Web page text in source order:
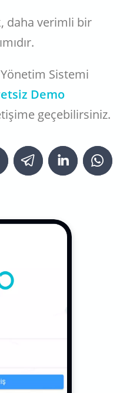
daha verimli bir
Sistemi
Demo
geçebilirsiniz.